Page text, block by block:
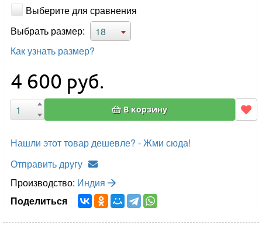
Выберите для сравнения
Выбрать размер:
18
Как узнать размер?
4 600 руб.
В корзину
Нашли этот товар дешевле? - Жми сюда!
Отправить другу
Производство: Индия
Поделиться